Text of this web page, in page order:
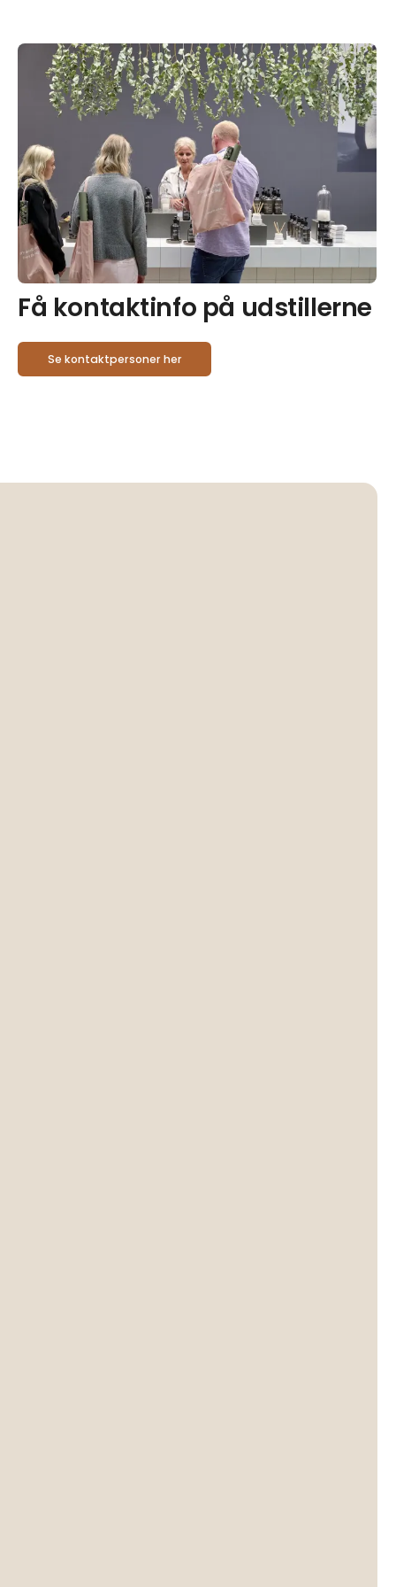
Få kontaktinfo på udstillerne
Se kontaktpersoner her